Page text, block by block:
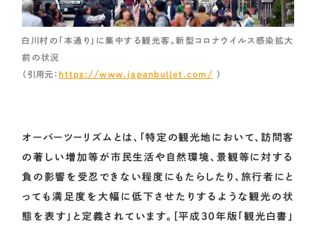
白川村の「本通り」に集中する観光客。新型コロナウイルス感染拡大
前の状況
（引用元： https://www.japanbullet.com/ ）
オーバーツーリズムとは、「特定の観光地において、訪問客
の著しい増加等が市民生活や自然環境、景観等に対する
負の影響を受忍できない程度にもたらしたり、旅行者にと
っても満足度を大幅に低下させたりするような観光の状
態を表す」と定義されています。［平成30年版｢観光白書｣